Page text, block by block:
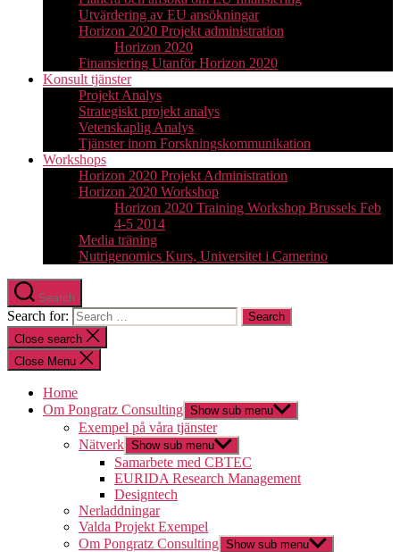
Utvärdering av EU ansökningar
Horizon 2020 Projekt administration
Horizon 2020
Finansiering Utanför Horizon 2020
Konsult tjänster
Projekt Analys
Strategiskt projekt analys
Vetenskaplig Analys
Tjänster inom Forskningskommunikation
Workshops
Horizon 2020 Projekt Administration
Horizon 2020 Workshop
Horizon 2020 Training Workshop Brussels Feb
4-5 2014
Media träning
Nutrigenomics Kurs, Universitet i Camerino
Search
Search for:
Close search
Close Menu
Home
Om Pongratz Consulting Show sub menu
Exempel på våra tjänster
Nätverk Show sub menu
Samarbete med CBTEC
EURIDA Research Management
Designtech
Nerladdningar
Valda Projekt Exempel
Om Pongratz Consulting Show sub menu